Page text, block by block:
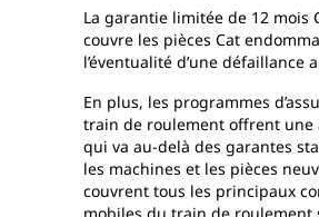
La garantie limitée de 12 mois
couvre les pièces Cat
l’éventualité d’une défaillance
En plus, les programmes
train de roulement offrent une
qui va au-delà des garantes
les machines et les pièces
couvrent tous les principaux